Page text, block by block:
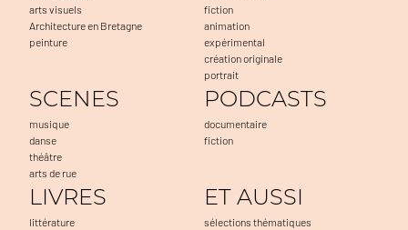
arts visuels
Architecture en Bretagne
peinture
fiction
animation
expérimental
création originale
portrait
SCENES
musique
danse
théâtre
arts de rue
PODCASTS
documentaire
fiction
LIVRES
littérature
ET AUSSI
sélections thématiques